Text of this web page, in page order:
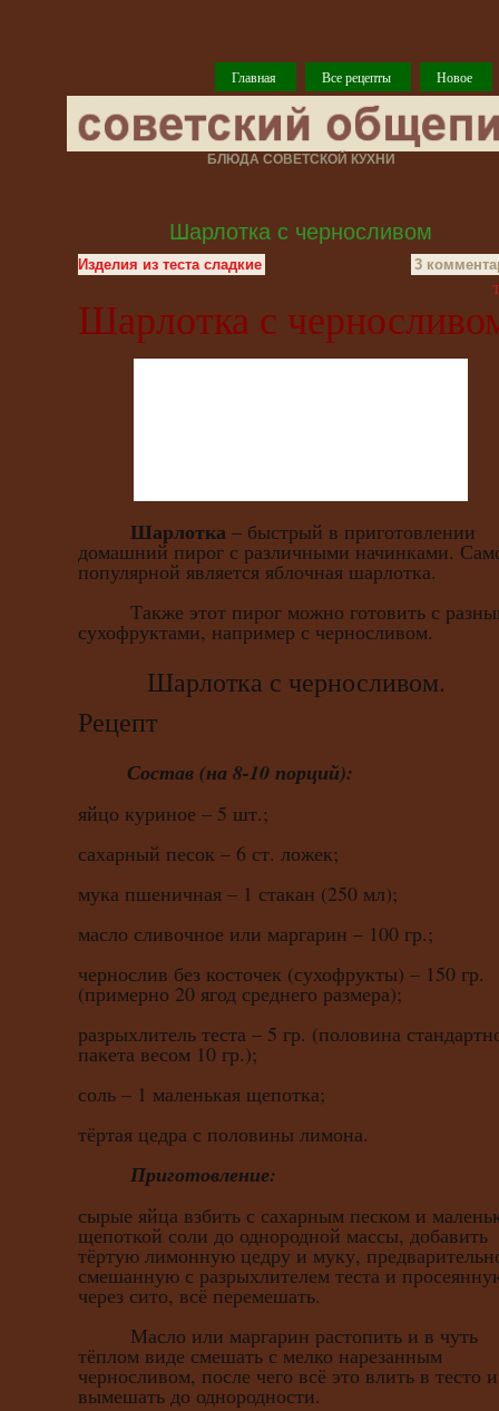
Главная Все рецепты Новое
БЛЮДА СОВЕТСКОЙ КУХНИ
Шарлотка с черносливом
Изделия из теста сладкие 3
Шарлотка с
Шарлотка – быстрый в приготовлении
домашний пирог с различными начинками.
популярной является яблочная шарлотка.
Также этот пирог можно готовить с
сухофруктами, например с черносливом.
Шарлотка с черносливом.
Рецепт
Состав (на 8-10 порций):
яйцо куриное – 5 шт.;
сахарный песок – 6 ст. ложек;
мука пшеничная – 1 стакан (250 мл);
масло сливочное или маргарин – 100 гр.;
чернослив без косточек (сухофрукты) – 150 гр.
(примерно 20 ягод среднего размера);
разрыхлитель теста – 5 гр. (половина
пакета весом 10 гр.);
соль – 1 маленькая щепотка;
тёртая цедра с половины лимона.
Приготовление:
сырые яйца взбить с сахарным песком и
щепоткой соли до однородной массы, добавить
тёртую лимонную цедру и муку,
смешанную с разрыхлителем теста и
через сито, всё перемешать.
Масло или маргарин растопить и в чуть
тёплом виде смешать с мелко нарезанным
черносливом, после чего всё это влить в тесто и
вымешать до однородности.